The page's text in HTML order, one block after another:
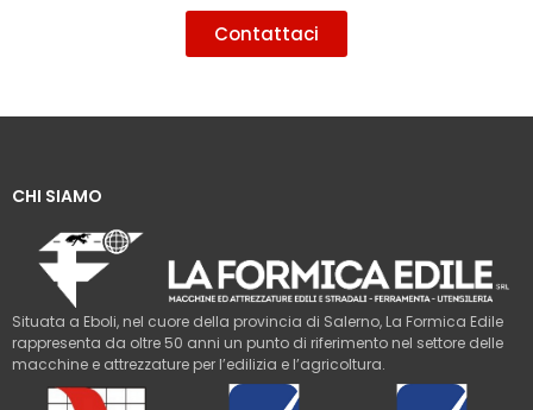
Contattaci
CHI SIAMO
Situata a Eboli, nel cuore della provincia di Salerno, La Formica Edile
rappresenta da oltre 50 anni un punto di riferimento nel settore delle
macchine e attrezzature per l’edilizia e l’agricoltura.